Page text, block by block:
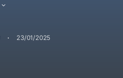
· 23/01/2025